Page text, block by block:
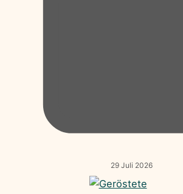
29 Juli 2026